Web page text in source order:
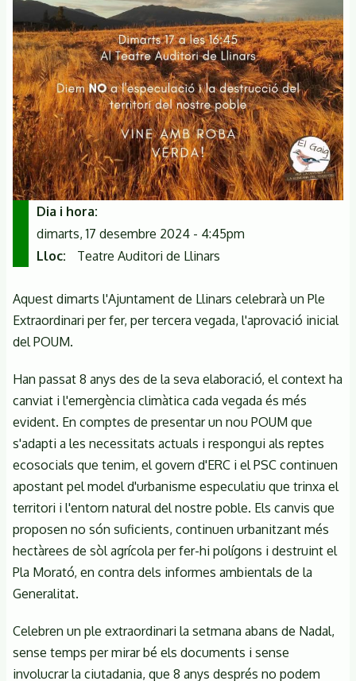
Dia i hora
dimarts, 17 desembre 2024 - 4:45pm
Lloc
Teatre Auditori de Llinars
Aquest dimarts l'Ajuntament de Llinars celebrarà un Ple
Extraordinari per fer, per tercera vegada, l'aprovació inicial
del POUM.
Han passat 8 anys des de la seva elaboració, el context ha
canviat i l'emergència climàtica cada vegada és més
evident. En comptes de presentar un nou POUM que
s'adapti a les necessitats actuals i respongui als reptes
ecosocials que tenim, el govern d'ERC i el PSC continuen
apostant pel model d'urbanisme especulatiu que trinxa el
territori i l'entorn natural del nostre poble. Els canvis que
proposen no són suficients, continuen urbanitzant més
hectàrees de sòl agrícola per fer-hi polígons i destruint el
Pla Morató, en contra dels informes ambientals de la
Generalitat.
Celebren un ple extraordinari la setmana abans de Nadal,
sense temps per mirar bé els documents i sense
involucrar la ciutadania, que 8 anys després no podem